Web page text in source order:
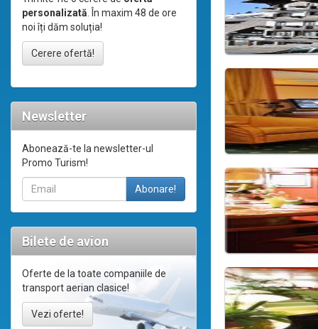
personalizată. În maxim 48 de ore
noi îți dăm soluția!
Cerere ofertă!
Newsletter
Abonează-te la newsletter-ul
Promo Turism!
Bilete de avion
Oferte de la toate companiile de
transport aerian clasice!
Vezi oferte!